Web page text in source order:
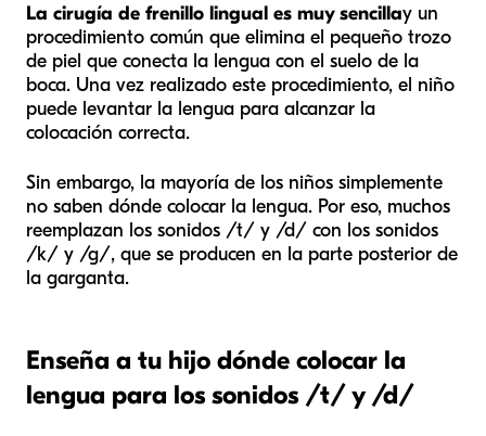
La cirugía de frenillo lingual es muy sencillay un
procedimiento común que elimina el pequeño trozo
de piel que conecta la lengua con el suelo de la
boca. Una vez realizado este procedimiento, el niño
puede levantar la lengua para alcanzar la
colocación correcta.
Sin embargo, la mayoría de los niños simplemente
no saben dónde colocar la lengua. Por eso, muchos
reemplazan los sonidos /t/ y /d/ con los sonidos
/k/ y /g/, que se producen en la parte posterior de
la garganta.
Enseña a tu hijo dónde colocar la
lengua para los sonidos /t/ y /d/